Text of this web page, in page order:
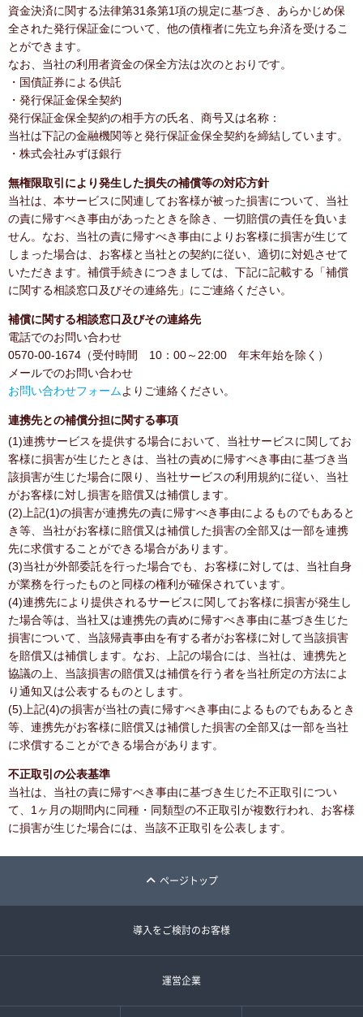
資金決済に関する法律第31条第1項の規定に基づき、あらかじめ保
全された発行保証金について、他の債権者に先立ち弁済を受けるこ
とができます。
なお、当社の利用者資金の保全方法は次のとおりです。
・国債証券による供託
・発行保証金保全契約
発行保証金保全契約の相手方の氏名、商号又は名称：
当社は下記の金融機関等と発行保証金保全契約を締結しています。
・株式会社みずほ銀行
無権限取引により発生した損失の補償等の対応方針
当社は、本サービスに関連してお客様が被った損害について、当社
の責に帰すべき事由があったときを除き、一切賠償の責任を負いま
せん。なお、当社の責に帰すべき事由によりお客様に損害が生じて
しまった場合は、お客様と当社との契約に従い、適切に対処させて
いただきます。補償手続きにつきましては、下記に記載する「補償
に関する相談窓口及びその連絡先」にご連絡ください。
補償に関する相談窓口及びその連絡先
電話でのお問い合わせ
0570-00-1674（受付時間 10：00～22:00 年末年始を除く）
メールでのお問い合わせ
お問い合わせフォームよりご連絡ください。
連携先との補償分担に関する事項
(1)連携サービスを提供する場合において、当社サービスに関してお
客様に損害が生じたときは、当社の責めに帰すべき事由に基づき当
該損害が生じた場合に限り、当社サービスの利用規約に従い、当社
がお客様に対し損害を賠償又は補償します。
(2)上記(1)の損害が連携先の責に帰すべき事由によるものでもあると
き等、当社がお客様に賠償又は補償した損害の全部又は一部を連携
先に求償することができる場合があります。
(3)当社が外部委託を行った場合でも、お客様に対しては、当社自身
が業務を行ったものと同様の権利が確保されています。
(4)連携先により提供されるサービスに関してお客様に損害が発生し
た場合等は、当社又は連携先の責めに帰すべき事由に基づき生じた
損害について、当該帰責事由を有する者がお客様に対して当該損害
を賠償又は補償します。なお、上記の場合には、当社は、連携先と
協議の上、当該損害の賠償又は補償を行う者を当社所定の方法によ
り通知又は公表するものとします。
(5)上記(4)の損害が当社の責に帰すべき事由によるものでもあるとき
等、連携先がお客様に賠償又は補償した損害の全部又は一部を当社
に求償することができる場合があります。
不正取引の公表基準
当社は、当社の責に帰すべき事由に基づき生じた不正取引につい
て、1ヶ月の期間内に同種・同類型の不正取引が複数行われ、お客様
に損害が生じた場合には、当該不正取引を公表します。
ページトップ
導入をご検討のお客様
運営企業